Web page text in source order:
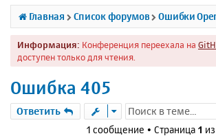
ы
л
к
р
у
м
Главная Список форумов
Информация: Конференция переехала на
доступен только для чтения.
Ошибка 405
Ответить
1 сообщение • Страница 1 из